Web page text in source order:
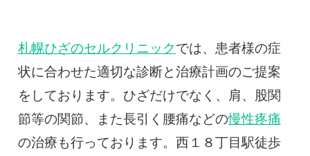
札幌ひざのセルクリニックでは、患者様の症
状に合わせた適切な診断と治療計画のご提案
をしております。ひざだけでなく、肩、股関
節等の関節、また長引く腰痛などの慢性疼痛
の治療も行っております。西１８丁目駅徒歩